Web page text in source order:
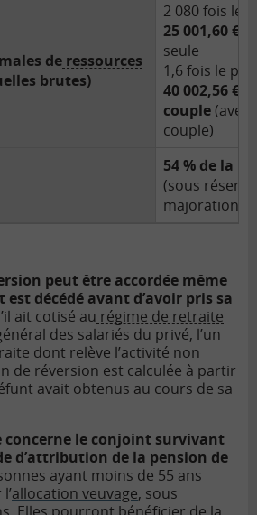
de ressources
brutes)
2 080 fois le
25 001,60 €/
seule
1,6 fois le
40 002,56 €/
couple(avec
couple)
54 % de la
(sous
majorations).
peut être accordée même
décédé avant d’avoir pris sa
ait cotisé au régime de retraite
des salariés du privé, l’un
dont relève l’activité non
de réversion est calculée à partir
avait obtenus au cours de sa
concerne le conjoint survivant
d’attribution de la pension de
ayant moins de 55 ans
allocation veuvage, sous